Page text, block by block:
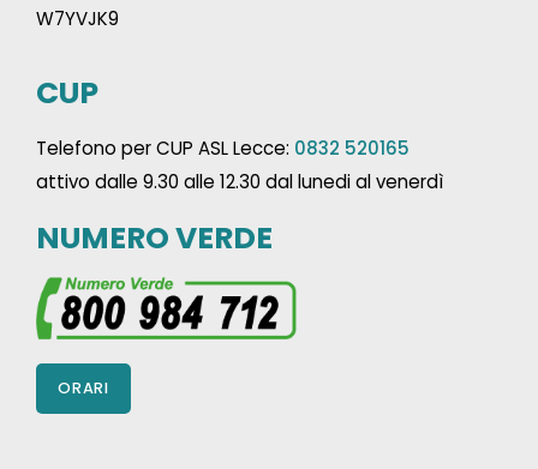
W7YVJK9
CUP
Telefono per CUP ASL Lecce: 0832 520165
attivo dalle 9.30 alle 12.30 dal lunedi al venerdì
NUMERO VERDE
ORARI